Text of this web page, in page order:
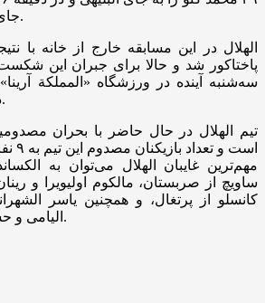
جای ساویچ وارد زمین کرد.
الهلال در این مسابقه خارج از خانه با
پاختاکور شد و حالا برای جبران این
سه‌شنبه آینده در ورزشگاه «المملکة
دنبال پیروزی خواهد بود.
تیم الهلال در حال حاضر با بحران
است
مهم‌ترین غایبان الهلال می‌توان به
ساویچ از صربستان، مالکوم اولیویرا و
کانسلو از پرتغال، و همچنین یاسر
الیامی و حسان تمبکتی اشاره کرد.